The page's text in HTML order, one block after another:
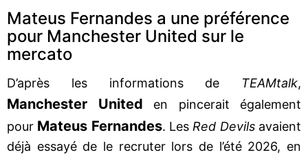
Mateus Fernandes a une préférence
pour Manchester United sur le
mercato
D’après les informations de TEAMtalk,
Manchester United en pincerait également
pour Mateus Fernandes. Les Red Devilsavaient
déjà essayé de le recruter lors de l’été 2026, en